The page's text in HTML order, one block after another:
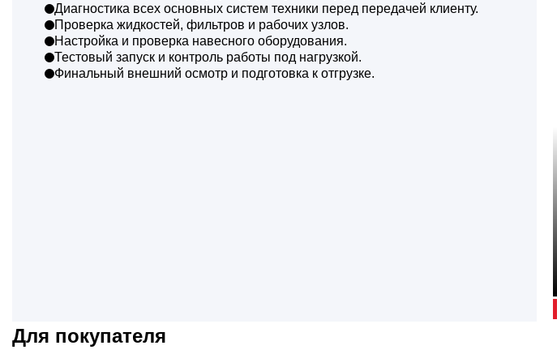
Диагностика всех основных систем техники перед передачей клиенту.
Проверка жидкостей, фильтров и рабочих узлов.
Настройка и проверка навесного оборудования.
Тестовый запуск и контроль работы под нагрузкой.
Финальный внешний осмотр и подготовка к отгрузке.
Для покупателя